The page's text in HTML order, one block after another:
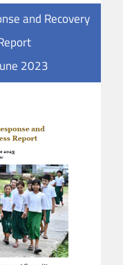
and Recovery
2023